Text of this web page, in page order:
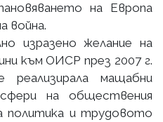
на Европа
война.
изразено желание на
към ОИСР през 2007 г.
мащабни
на обществения
и трудовото